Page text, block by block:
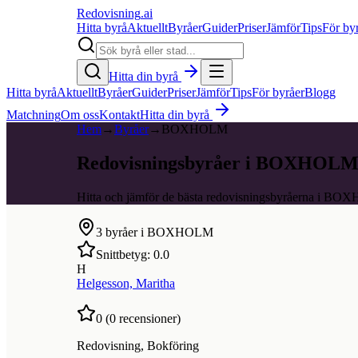
Redovisning.ai
Hitta byråAktuelltByråerGuiderPriserJämförTipsFör
Hitta din byrå
Hitta byråAktuelltByråerGuiderPriserJämförTipsFör byråerBlogg
MatchningOm ossKontaktHitta din byrå
Hem→Byråer→ BOXHOLM
Redovisningsbyråer i BOXHOLM
Hitta och jämför de bästa redovisningsbyråerna i
3 byråer i BOXHOLM
Snittbetyg: 0.0
H
Helgesson, Maritha
0 (0 recensioner)
Redovisning, Bokföring